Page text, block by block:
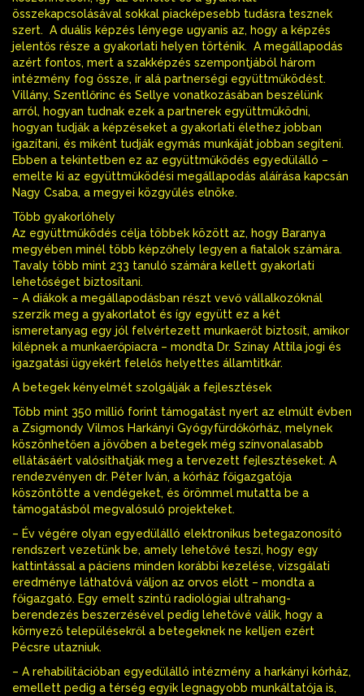
összekapcsolásával sokkal piacképesebb tudásra tesznek
szert. A duális képzés lényege ugyanis az, hogy a képzés
jelentős része a gyakorlati helyen történik. A megállapodás
azért fontos, mert a szakképzés szempontjából három
intézmény fog össze, ír alá partnerségi együttműködést.
Villány, Szentlőrinc és Sellye vonatkozásában beszélünk
arról, hogyan tudnak ezek a partnerek együttműködni,
hogyan tudják a képzéseket a gyakorlati élethez jobban
igazítani, és miként tudják egymás munkáját jobban segíteni.
Ebben a tekintetben ez az együttműködés egyedülálló –
emelte ki az együttműködési megállapodás aláírása kapcsán
Nagy Csaba, a megyei közgyűlés elnöke.
Több gyakorlóhely
Az együttműködés célja többek között az, hogy Baranya
megyében minél több képzőhely legyen a fiatalok számára.
Tavaly több mint 233 tanuló számára kellett gyakorlati
lehetőséget biztosítani.
– A diákok a megállapodásban részt vevő vállalkozóknál
szerzik meg a gyakorlatot és így együtt ez a két
ismeretanyag egy jól felvértezett munkaerőt biztosít, amikor
kilépnek a munkaerőpiacra – mondta Dr. Szinay Attila jogi és
igazgatási ügyekért felelős helyettes államtitkár.
A betegek kényelmét szolgálják a fejlesztések
Több mint 350 millió forint támogatást nyert az elmúlt évben
a Zsigmondy Vilmos Harkányi Gyógyfürdőkórház, melynek
köszönhetően a jövőben a betegek még színvonalasabb
ellátásáért valósíthatják meg a tervezett fejlesztéseket. A
rendezvényen dr. Péter Iván, a kórház főigazgatója
köszöntötte a vendégeket, és örömmel mutatta be a
támogatásból megvalósuló projekteket.
– Év végére olyan egyedülálló elektronikus betegazonosító
rendszert vezetünk be, amely lehetővé teszi, hogy egy
kattintással a páciens minden korábbi kezelése, vizsgálati
eredménye láthatóvá váljon az orvos előtt – mondta a
főigazgató. Egy emelt szintű radiológiai ultrahang-
berendezés beszerzésével pedig lehetővé válik, hogy a
környező településekről a betegeknek ne kelljen ezért
Pécsre utazniuk.
– A rehabilitációban egyedülálló intézmény a harkányi kórház,
emellett pedig a térség egyik legnagyobb munkáltatója is,